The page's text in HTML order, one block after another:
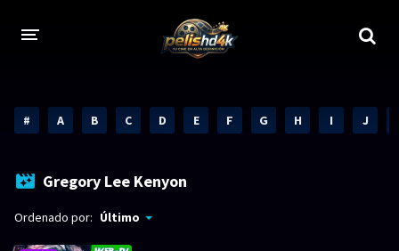
1080p 1080p Full HD
2160p REMUX 4K
720p
# A B C D E F G H I J
Gregory Lee Kenyon
Ordenado por: Último